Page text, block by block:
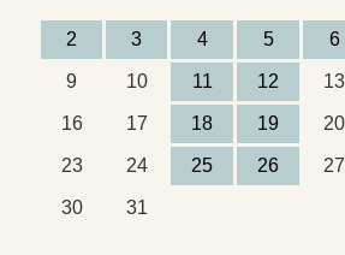
2 3 4 5 6
9 10 11 12 13
16 17 18 19 20
23 24 25 26 27
30 31